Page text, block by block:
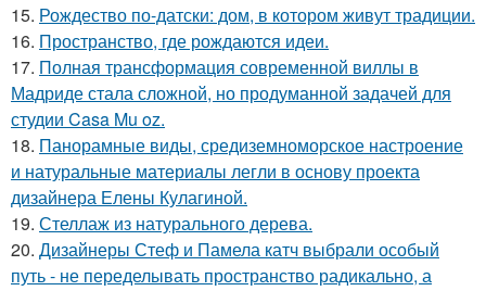
15. Рождество по-датски: дом, в котором живут традиции.
16. Пространство, где рождаются идеи.
17. Полная трансформация современной виллы в
Мадриде стала сложной, но продуманной задачей для
студии Casa Mu oz.
18. Панорамные виды, средиземноморское настроение
и натуральные материалы легли в основу проекта
дизайнера Елены Кулагиной.
19. Стеллаж из натурального дерева.
20. Дизайнеры Стеф и Памела катч выбрали особый
путь - не переделывать пространство радикально, а